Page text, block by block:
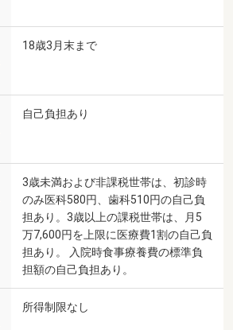
18歳3月末まで
自己負担あり
3歳未満および非課税世帯は、初診時
のみ医科580円、歯科510円の自己負
担あり。3歳以上の課税世帯は、月5
万7,600円を上限に医療費1割の自己負
担あり。 入院時食事療養費の標準負
担額の自己負担あり。
所得制限なし